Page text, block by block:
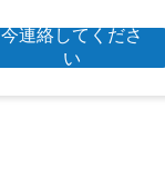
今連絡してくださ
い